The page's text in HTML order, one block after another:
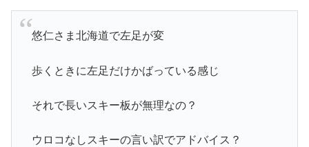
悠仁さま北海道で左足が変
歩くときに左足だけかばっている感じ
それで長いスキー板が無理なの？
ウロコなしスキーの言い訳でアドバイス？